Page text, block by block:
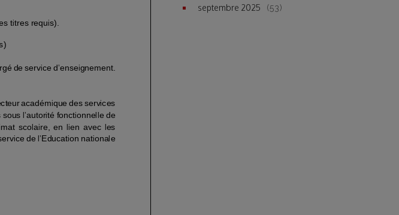
septembre 2025 (53)